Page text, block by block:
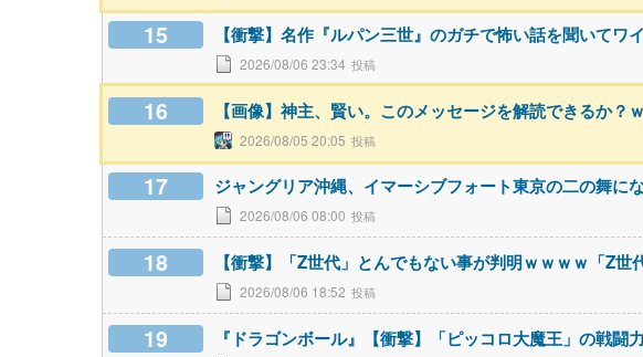
15 【衝撃】名作『ルパン三世』のガチで怖い話を聞いて
2026/08/06 23:34
16 【画像】神主、賢い。このメッセージを解読できるか？
2026/08/05 20:05
17 ジャングリア沖縄、イマーシブフォート東京の二の舞に
2026/08/06 08:00
18 【衝撃】「Z世代」とんでもない事が判明ｗｗｗｗ「Z
2026/08/06 18:52
19 『ドラゴンボール』【衝撃】「ピッコロ大魔王」の戦